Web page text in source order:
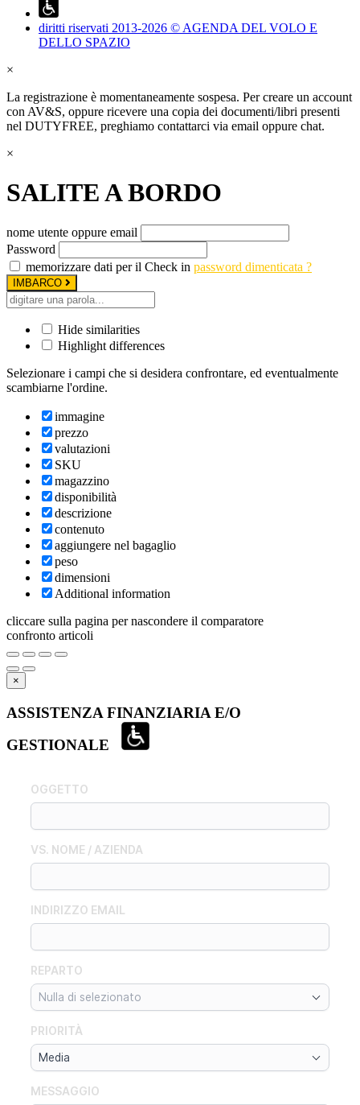
diritti riservati 2013-2026 © AGENDA DEL VOLO E
DELLO SPAZIO
×
La registrazione è momentaneamente sospesa. Per creare un account
con AV&S, oppure ricevere una copia dei documenti/libri presenti
nel DUTYFREE, preghiamo contattarci via email oppure chat.
×
SALITE A BORDO
nome utente oppure email
Password
memorizzare dati per il Check in password dimenticata ?
IMBARCO
Hide similarities
Highlight differences
Selezionare i campi che si desidera confrontare, ed eventualmente
scambiarne l'ordine.
immagine
prezzo
valutazioni
SKU
magazzino
disponibilità
descrizione
contenuto
aggiungere nel bagaglio
peso
dimensioni
Additional information
cliccare sulla pagina per nascondere il comparatore
confronto articoli
×
ASSISTENZA FINANZIARIA E/O
GESTIONALE